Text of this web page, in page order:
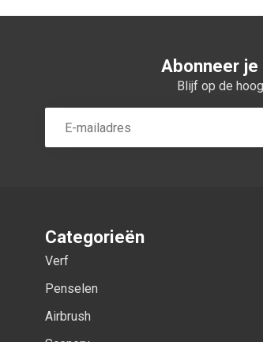
Abonneer
Blijf op de
Categorieën
Verf
Penselen
Airbrush